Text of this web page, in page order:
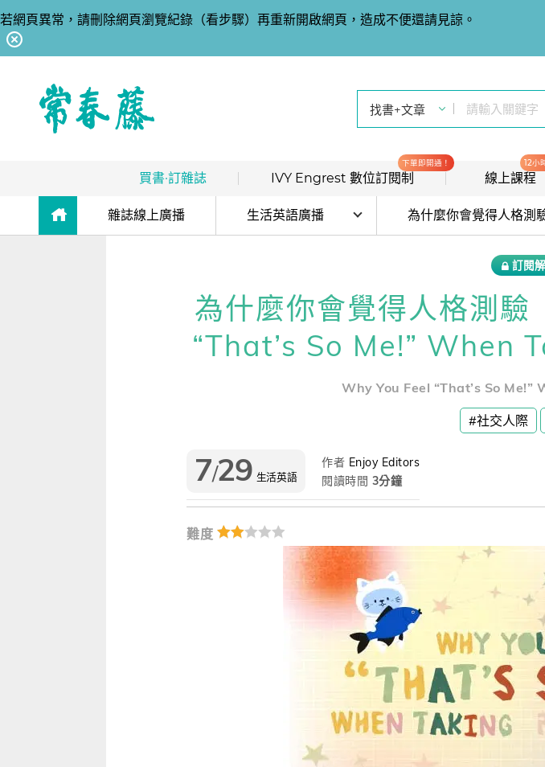
若網頁異常，請刪除網頁瀏覽紀錄（看步驟）再重新開啟網頁，造成不便還請見諒。
買書·訂雜誌
熱銷排行｜最多人買
數位訂閱 / 線上課程 hot
升大學系列（新課綱適用）
升科大四技大專系列
大專院校系列
TOEIC 新制多益
TOEIC Bridge多益普級
IELTS 雅思
初級全民英檢
中級全民英檢
桌曆．月曆．行事曆
啟蒙～國小
IVY Engrest 數位訂閱制
下單即開通！
數位訂閱制介紹
我的閱讀區
高效學習計畫表
我的學習設定 / 記錄
每日 Quiz 複習區
單字收藏 / 小考複習區
我的訂閱·推播設定
訂閱制更新月誌
線上課程
12小
線上影音課程
雜誌線上廣播 生活英語廣播 目前位
訂閱
為什麼你會覺得人格測
“That’s So Me!” When
Why You Feel “That’s So
#社交人際
7/29 生活英語
作者 Enjoy Editors
閱讀時間 3分鐘
難度